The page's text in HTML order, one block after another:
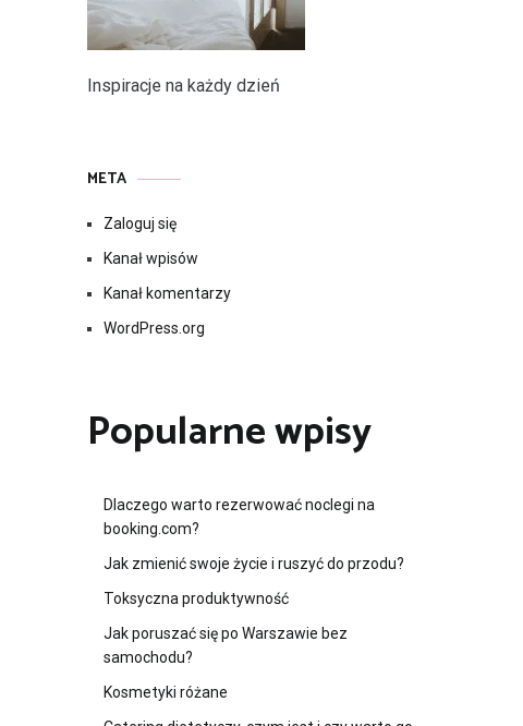
Inspiracje na każdy dzień
META
Zaloguj się
Kanał wpisów
Kanał komentarzy
WordPress.org
Popularne wpisy
Dlaczego warto rezerwować noclegi na
booking.com?
Jak zmienić swoje życie i ruszyć do przodu?
Toksyczna produktywność
Jak poruszać się po Warszawie bez
samochodu?
Kosmetyki różane